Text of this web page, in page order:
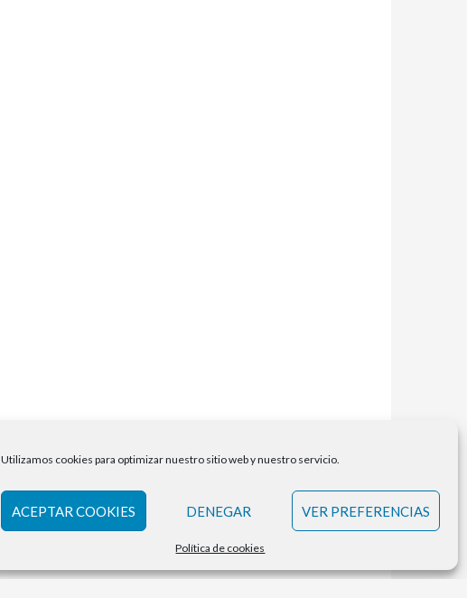
Utilizamos cookies para optimizar nuestro sitio web y nuestro servicio.
ACEPTAR COOKIES DENEGAR VER PREFERENCIAS
Política de cookies